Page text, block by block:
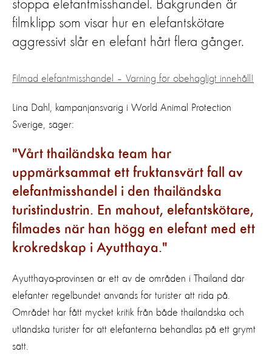
stoppa elefantmisshandel. Bakgrunden är
filmklipp som visar hur en elefantskötare
aggressivt slår en elefant hårt flera gånger.
Filmad elefantmisshandel – Varning för obehagligt innehåll!
Lina Dahl, kampanjansvarig i World Animal Protection
Sverige, säger:
Vårt thailändska team har
uppmärksammat ett fruktansvärt fall av
elefantmisshandel i den thailändska
turistindustrin. En mahout, elefantskötare,
filmades när han högg en elefant med ett
krokredskap i Ayutthaya.
Ayutthaya-provinsen är ett av de områden i Thailand där
elefanter regelbundet används för turister att rida på.
Området har fått mycket kritik från både thailändska och
utländska turister för att elefanterna behandlas på ett grymt
sätt.